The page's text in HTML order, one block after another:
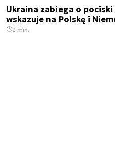
Ukraina zabiega o pociski
wskazuje na Polskę i
2 min.